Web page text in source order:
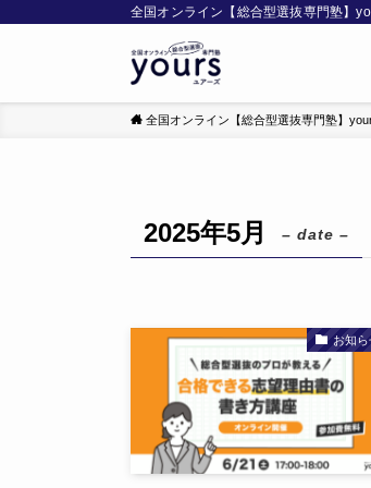
全国オンライン【総合型選抜専門塾】
全国オンライン【総合型選抜専門塾】
2025年5月 – date –
お知ら